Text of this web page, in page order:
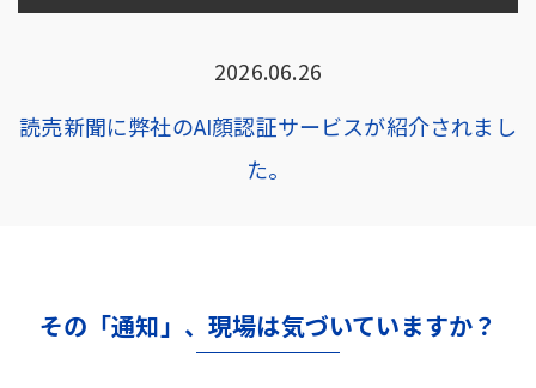
2026.06.26
読売新聞に弊社のAI顔認証サービスが紹介されまし
た。
その「通知」、現場は気づいていますか？